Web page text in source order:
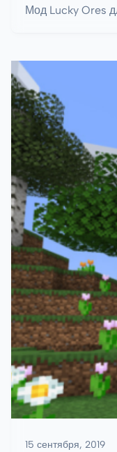
Мод Lucky Ores
15 сентября, 2019